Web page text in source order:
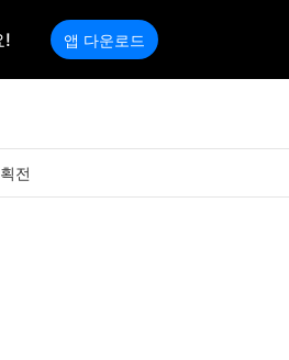
! 앱 다운로드
전